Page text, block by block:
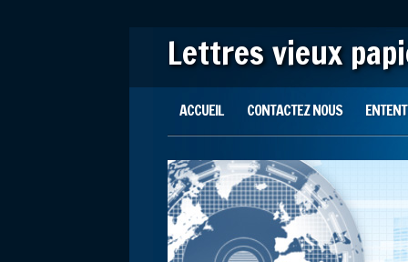
Lettres vieux
Main menu
ACCUEIL CONTACTEZ NOUS